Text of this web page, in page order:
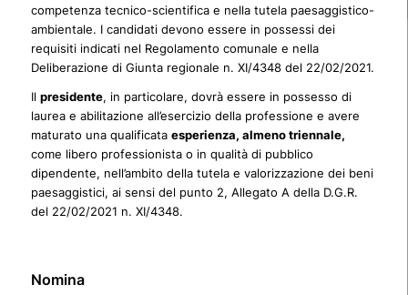
competenza tecnico-scientifica e nella tutela paesaggistico-
ambientale. I candidati devono essere in possessi dei
requisiti indicati nel Regolamento comunale e nella
Deliberazione di Giunta regionale n. XI/4348 del 22/02/2021.
Il presidente, in particolare, dovrà essere in possesso di
laurea e abilitazione all’esercizio della professione e avere
maturato una qualificata esperienza, almeno triennale,
come libero professionista o in qualità di pubblico
dipendente, nell’ambito della tutela e valorizzazione dei beni
paesaggistici, ai sensi del punto 2, Allegato A della D.G.R.
del 22/02/2021 n. XI/4348.
Nomina